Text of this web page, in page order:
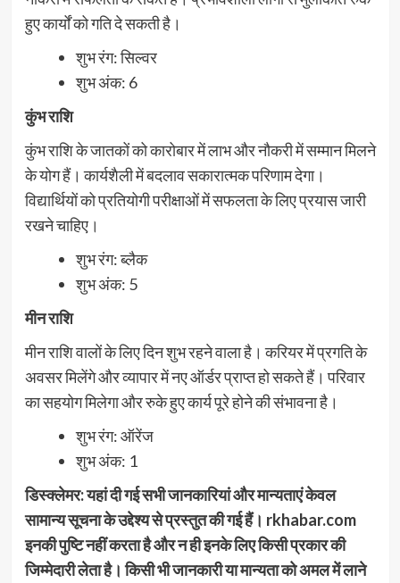
हुए कार्यों को गति दे सकती है।
शुभ रंग: सिल्वर
शुभ अंक: 6
कुंभ राशि
कुंभ राशि के जातकों को कारोबार में लाभ और नौकरी में सम्मान मिलने
के योग हैं। कार्यशैली में बदलाव सकारात्मक परिणाम देगा।
विद्यार्थियों को प्रतियोगी परीक्षाओं में सफलता के लिए प्रयास जारी
रखने चाहिए।
शुभ रंग: ब्लैक
शुभ अंक: 5
मीन राशि
मीन राशि वालों के लिए दिन शुभ रहने वाला है। करियर में प्रगति के
अवसर मिलेंगे और व्यापार में नए ऑर्डर प्राप्त हो सकते हैं। परिवार
का सहयोग मिलेगा और रुके हुए कार्य पूरे होने की संभावना है।
शुभ रंग: ऑरेंज
शुभ अंक: 1
डिस्क्लेमर: यहां दी गई सभी जानकारियां और मान्यताएं केवल
सामान्य सूचना के उद्देश्य से प्रस्तुत की गई हैं। rkhabar.com
इनकी पुष्टि नहीं करता है और न ही इनके लिए किसी प्रकार की
जिम्मेदारी लेता है। किसी भी जानकारी या मान्यता को अमल में लाने